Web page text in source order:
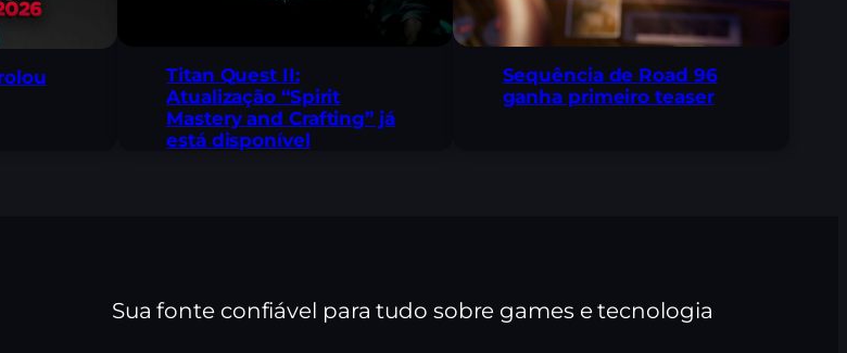
Titan Quest II:
Atualização “Spirit
Mastery and Crafting” já
está disponível
Sequência de Road 96
ganha primeiro teaser
Sua fonte confiável para tudo sobre games e tecnologia